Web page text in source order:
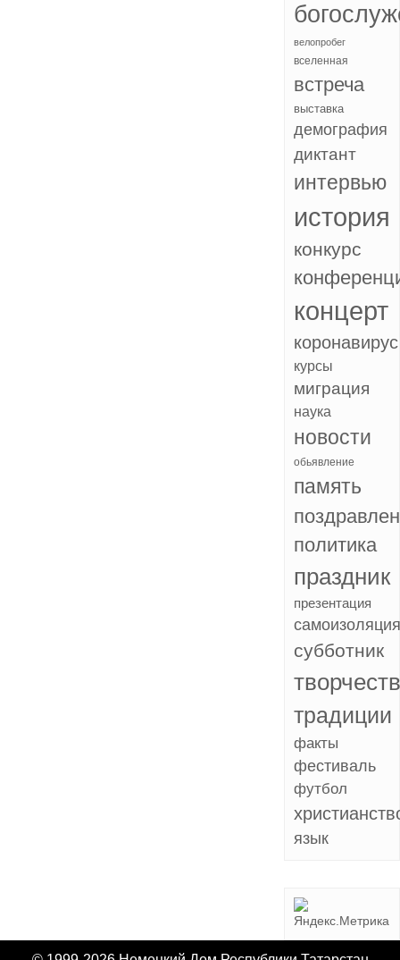
велопробег
вселенная
встреча
выставка
демография
диктант
интервью
история
конкурс
концерт
коронавирус
курсы
миграция
наука
новости
обьявление
память
политика
праздник
презентация
субботник
традиции
факты
фестиваль
футбол
язык